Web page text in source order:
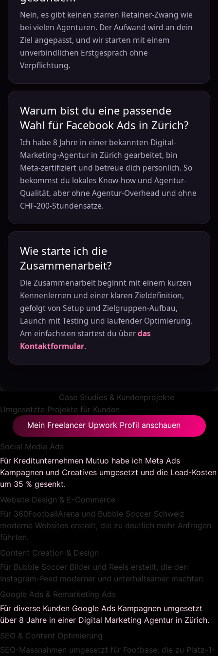
Nein, es gibt keinen starren Retainer-Zwang wie
bei vielen Agenturen. Der Aufwand wird an dein
Ziel angepasst, und wir starten mit einem
unverbindlichen Erstgespräch ohne
Verpflichtung.
Warum bist du eine passende
Wahl für Facebook Ads in Zürich?
Ich habe 8 Jahre in einer bekannten Digital-
Marketing-Agentur in Zürich gearbeitet, bin
Meta-zertifiziert und betreue dich persönlich. So
bekommst du lokales Know-how und Agentur-
Qualität, aber ohne Agentur-Overhead und ohne
CHF-200-Stundensätze.
Wie starte ich die
Zusammenarbeit?
Die Zusammenarbeit beginnt mit einem kurzen
Kennenlernen und einer klaren Zieldefinition,
gefolgt von Setup und Zielgruppen-Aufbau,
Launch mit Testing und laufender Optimierung.
Am einfachsten startest du überdas
Kontaktformular.
Case Studies & Kundenprojekte
Umgesetzte Projekte für Kunden
Mein Freelancer Upwork Profil anschauen
Social Media Ads
Für Kreditunternehmen Mutuo habe ich Meta Ads
Kampagnen und Creatives umgesetzt und die Lead-Kosten
um 35 % gesenkt.
Website Design & E-Commerce
Für 360FootballArena und Bubble Soccer Schweiz
moderne Websites erstellt, die zu deutlich mehr Anfragen
führten.
Content Creation & Design
Für Bubble Soccer Bilder und Reels erstellt, die den
Instagram-Feed moderner und unterhaltsamer machten.
Google Ads & Remarketing Ads
Für diverse Kunden Google Ads Kampagnen umgesetzt
über 8 Jahre in einer Digital Marketing Agentur in Zürich.
SEO & Content Optimierung
SEO-Massnahmen umgesetzt für Footbase, die zu Platz-1-